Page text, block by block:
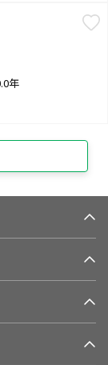
年